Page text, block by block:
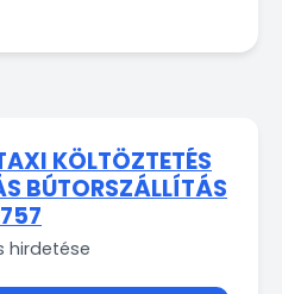
KÖLTÖZTETÉS
BÚTORSZÁLLÍTÁS
hirdetése